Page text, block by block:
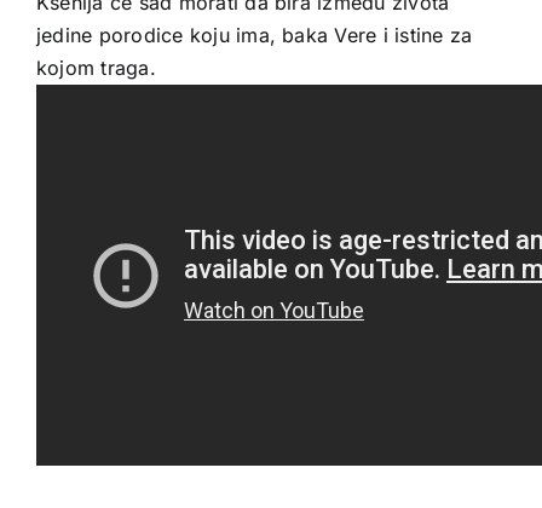
jedine porodice koju ima, baka Vere i istine za
kojom traga.